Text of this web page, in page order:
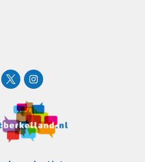
I
n
s
t
a
g
r
a